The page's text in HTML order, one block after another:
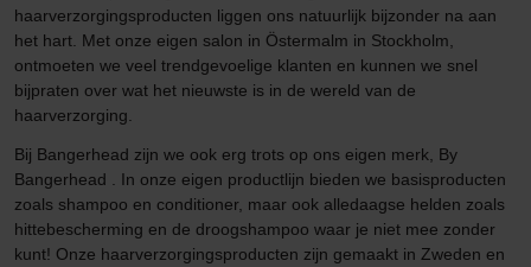
haarverzorgingsproducten liggen ons natuurlijk bijzonder na aan
het hart. Met onze eigen salon in Östermalm in Stockholm,
ontmoeten we veel trendgevoelige klanten en kunnen we snel
bijpraten over wat het nieuwste is in de wereld van de
haarverzorging.
Bij Bangerhead zijn we ook erg trots op ons eigen merk, By
Bangerhead . In onze eigen productlijn bieden we basisproducten
zoals shampoo en conditioner, maar ook alledaagse helden zoals
hittebescherming en de droogshampoo waar je niet mee zonder
kunt! Onze haarverzorgingsproducten zijn gemaakt in Zweden en